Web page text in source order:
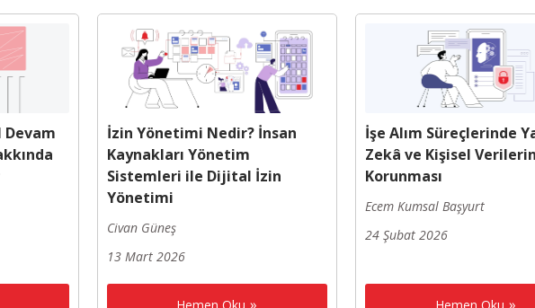
Devam
İzin Yönetimi Nedir? İnsan
Kaynakları Yönetim
Sistemleri ile Dijital İzin
Yönetimi
Civan Güneş
13 Mart 2026
Hemen Oku
İşe Alım Süreçlerinde
Zekâ ve Kişisel Verilerin
Korunması
Ecem Kumsal Başyurt
24 Şubat 2026
Hemen Oku